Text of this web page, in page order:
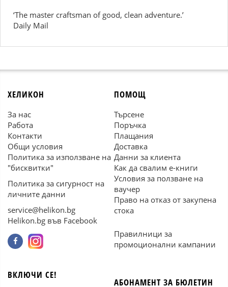
‘The master craftsman of good, clean adventure.’
Daily Mail
ХЕЛИКОН
За нас
Работа
Контакти
Общи условия
Политика за използване на
"бисквитки"
Политика за сигурност на
личните данни
service@helikon.bg
Helikon.bg във Facebook
ПОМОЩ
Търсене
Поръчка
Плащания
Доставка
Данни за клиента
Как да свалим е-книги
Условия за ползване на
ваучер
Право на отказ от закупена
стока
Правилници за
промоционални кампании
ВКЛЮЧИ СЕ!
АБОНАМЕНТ ЗА БЮЛЕТИН